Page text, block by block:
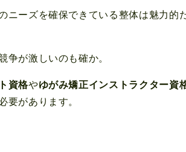
ーズを確保できている整体は魅力的
争が激しいのも確か。
資格やゆがみ矯正インストラクター資
要があります。